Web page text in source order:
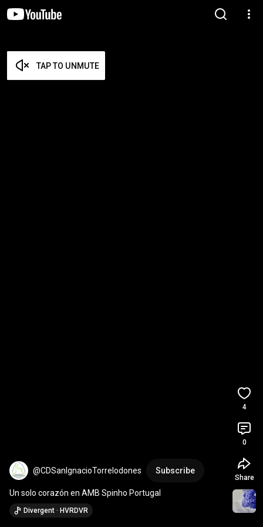
TAP TO UNMUTE
@CDSanIgnacioTorrelodones Subscribe
Un solo corazón en AMB Spinho Portugal
Divergent · HVRDVR
4
0
Share